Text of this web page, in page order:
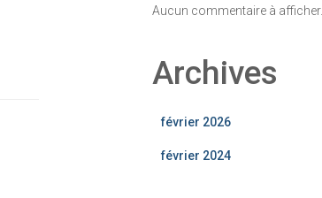
Aucun commentaire à afficher.
Archives
février 2026
février 2024